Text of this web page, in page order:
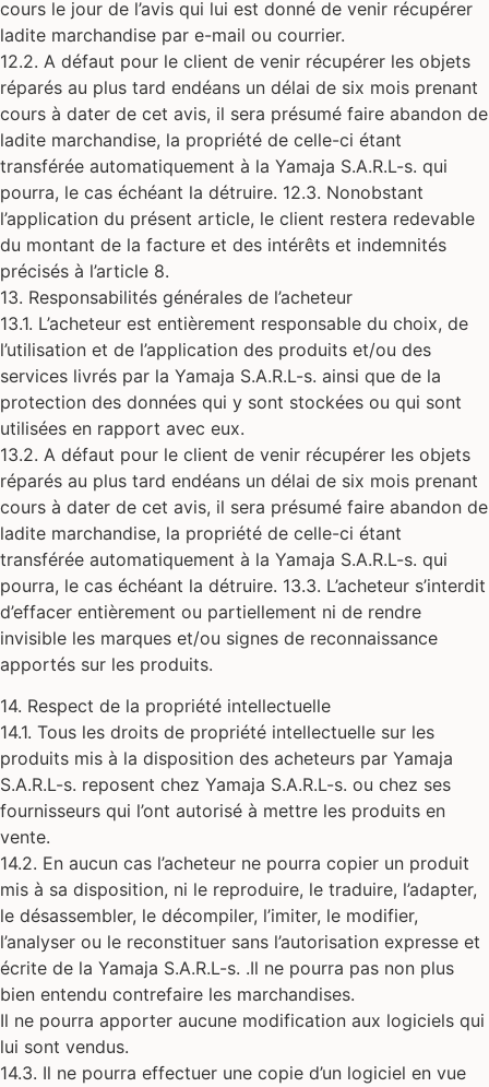
cours le jour de l’avis qui lui est donné de venir récupérer
ladite marchandise par e-mail ou courrier.
12.2. A défaut pour le client de venir récupérer les objets
réparés au plus tard endéans un délai de six mois prenant
cours à dater de cet avis, il sera présumé faire abandon de
ladite marchandise, la propriété de celle-ci étant
transférée automatiquement à la Yamaja S.A.R.L-s. qui
pourra, le cas échéant la détruire. 12.3. Nonobstant
l’application du présent article, le client restera redevable
du montant de la facture et des intérêts et indemnités
précisés à l’article 8.
13. Responsabilités générales de l’acheteur
13.1. L’acheteur est entièrement responsable du choix, de
l’utilisation et de l’application des produits et/ou des
services livrés par la Yamaja S.A.R.L-s. ainsi que de la
protection des données qui y sont stockées ou qui sont
utilisées en rapport avec eux.
13.2. A défaut pour le client de venir récupérer les objets
réparés au plus tard endéans un délai de six mois prenant
cours à dater de cet avis, il sera présumé faire abandon de
ladite marchandise, la propriété de celle-ci étant
transférée automatiquement à la Yamaja S.A.R.L-s. qui
pourra, le cas échéant la détruire. 13.3. L’acheteur s’interdit
d’effacer entièrement ou partiellement ni de rendre
invisible les marques et/ou signes de reconnaissance
apportés sur les produits.
14. Respect de la propriété intellectuelle
14.1. Tous les droits de propriété intellectuelle sur les
produits mis à la disposition des acheteurs par Yamaja
S.A.R.L-s. reposent chez Yamaja S.A.R.L-s. ou chez ses
fournisseurs qui l’ont autorisé à mettre les produits en
vente.
14.2. En aucun cas l’acheteur ne pourra copier un produit
mis à sa disposition, ni le reproduire, le traduire, l’adapter,
le désassembler, le décompiler, l’imiter, le modifier,
l’analyser ou le reconstituer sans l’autorisation expresse et
écrite de la Yamaja S.A.R.L-s. .Il ne pourra pas non plus
bien entendu contrefaire les marchandises.
Il ne pourra apporter aucune modification aux logiciels qui
lui sont vendus.
14.3. Il ne pourra effectuer une copie d’un logiciel en vue